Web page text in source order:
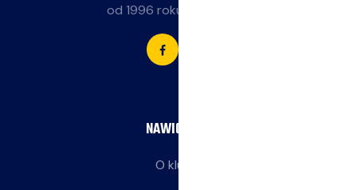
od 1996 roku przy SP 85.
NAWIGACJA
O klubie